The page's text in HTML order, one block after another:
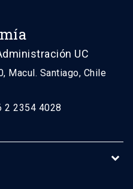
UC
Macul. Santiago, Chile
2 2354 4028